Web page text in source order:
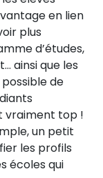
en lien
plus
d’études,
ainsi que les
de
vraiment top !
un petit
les profils
écoles qui